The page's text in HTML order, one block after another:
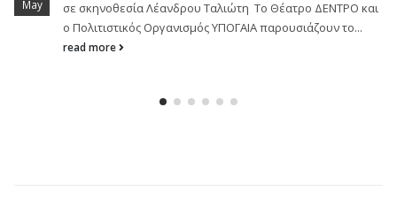
May
Προτού ταξιδέψει στην Αθήνα όπου θα παρουσιαστεί
σκηνή του Εθνικού Θεάτρου...
read more